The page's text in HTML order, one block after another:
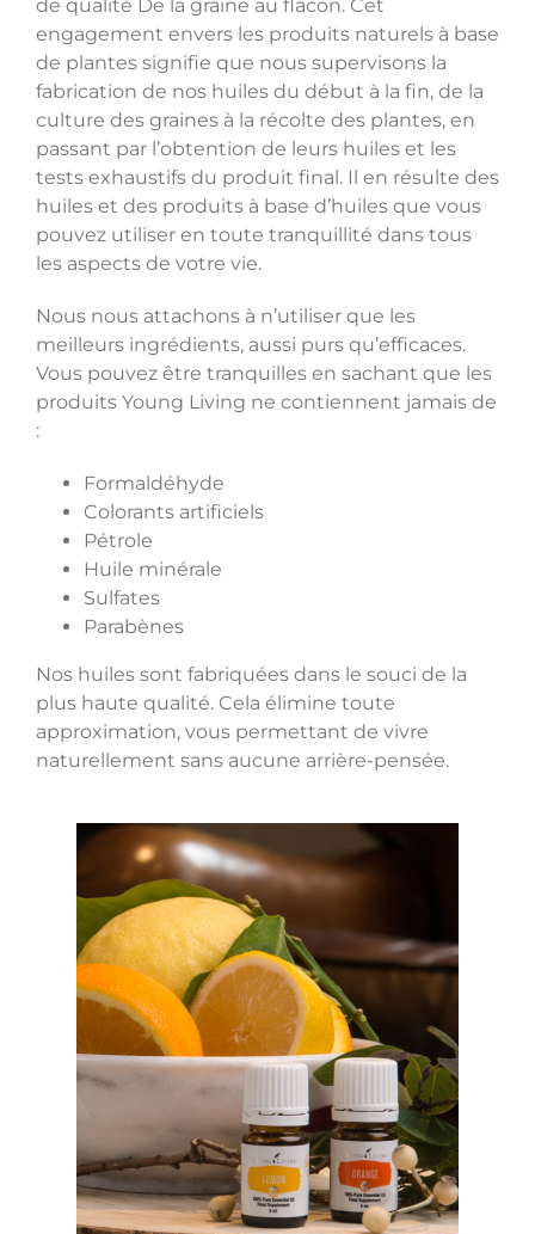
de qualité De la graine au flacon. Cet
engagement envers les produits naturels à base
de plantes signifie que nous supervisons la
fabrication de nos huiles du début à la fin, de la
culture des graines à la récolte des plantes, en
passant par l’obtention de leurs huiles et les
tests exhaustifs du produit final. Il en résulte des
huiles et des produits à base d’huiles que vous
pouvez utiliser en toute tranquillité dans tous
les aspects de votre vie.
Nous nous attachons à n’utiliser que les
meilleurs ingrédients, aussi purs qu’efficaces.
Vous pouvez être tranquilles en sachant que les
produits Young Living ne contiennent jamais de
:
Formaldéhyde
Colorants artificiels
Pétrole
Huile minérale
Sulfates
Parabènes
Nos huiles sont fabriquées dans le souci de la
plus haute qualité. Cela élimine toute
approximation, vous permettant de vivre
naturellement sans aucune arrière-pensée.